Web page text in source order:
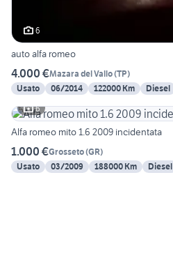
6
auto alfa romeo
4.000 €Mazara del Vallo(TP)
Usato
06/2014 122000 Km Diesel
6
Alfa romeo mito 1.6 2009 incidentata
1.000 €Grosseto(GR)
Usato
03/2009 188000 Km Diesel